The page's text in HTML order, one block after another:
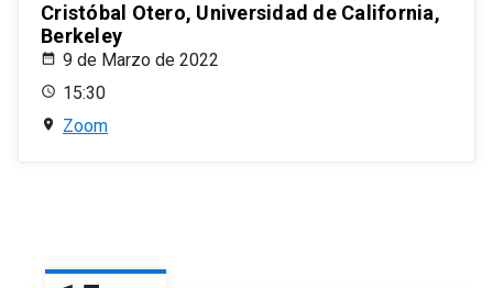
Cristóbal Otero, Universidad de California,
Berkeley
9 de Marzo de 2022
15:30
Zoom